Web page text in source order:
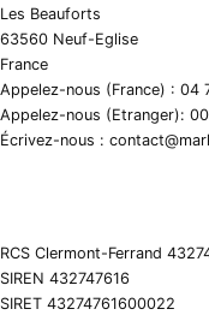
Les Beauforts
63560 Neuf-Eglise
France
Appelez-nous (France) : 04
Appelez-nous (Etranger):
Écrivez-nous :
RCS Clermont-Ferrand
SIREN 432747616
SIRET 43274761600022